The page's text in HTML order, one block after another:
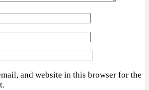
and website in this browser for the